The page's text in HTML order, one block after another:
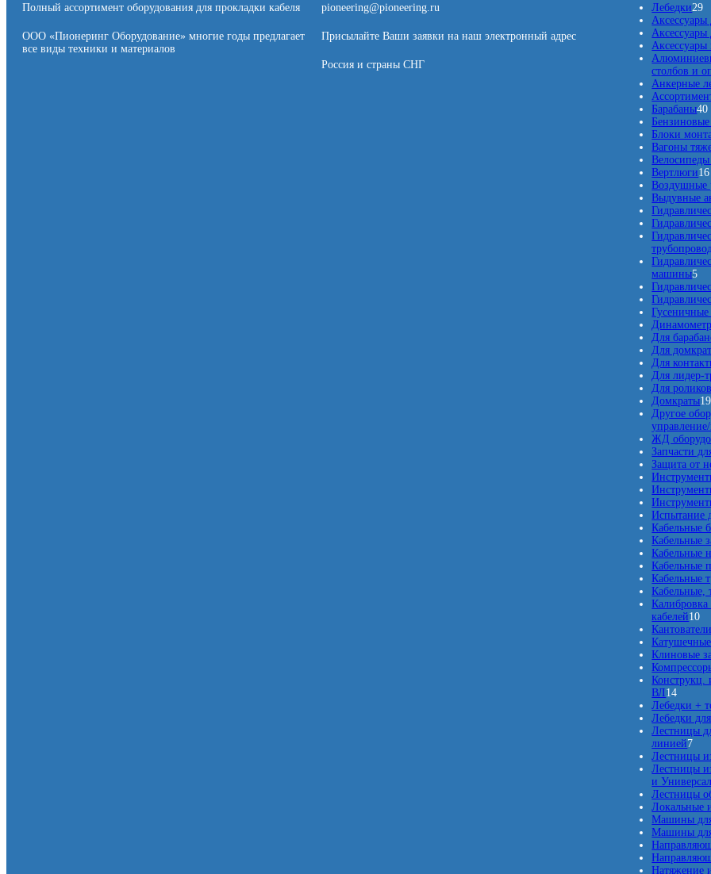
Полный ассортимент оборудования для прокладки кабеля
ООО «Пионеринг Оборудование» многие годы предлагает
все виды техники и материалов
pioneering@pioneering.ru
Присылайте Ваши заявки на наш электронный адрес
Россия и страны СНГ
Лебедки292
9
т
о
в
а
р
о
в
Аксессуары
Аксессуары
столбов и
Анкерные
Барабаны404
в
а
Блоки
Вагоны
Вертлюги161
Воздушные
Выдувные
машины55
т
о
в
а
р
о
в
Для
Для
Для
Для лидер-
Для роликов
Домкраты191
Другое
ЖД
Запчасти
Защита от
Испытание
Кабельные
Кабельные
Кабельные
Кабельные
Кабельные
Кабельные,
Калибровка
кабелей101
0
т
о
в
а
о
в
Клиновые
Конструкц.
ВЛ141
4
т
о
в
а
р
о
в
Лебедки +
Лебедки
Лестницы
линией77
т
о
в
а
р
о
в
Лестницы
Лестницы
и
Лестницы
Локальные
Машины
Машины для
Натяжение